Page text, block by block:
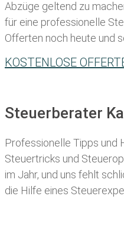
Abzüge geltend zu
für eine professionelle
Offerten noch heute und
KOSTENLOSE
Steuerberater
Professionelle Tipps und
Steuertricks und
im Jahr, und uns fehlt
die Hilfe eines